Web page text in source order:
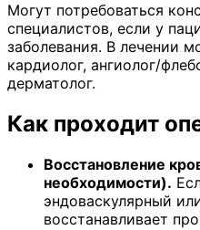
Могут потребоваться
специалистов, если у
заболевания. В лечении
кардиолог, ангиолог/
дерматолог.
Как проходит
Восстановление
необходимости).
эндоваскулярный
восстанавливает